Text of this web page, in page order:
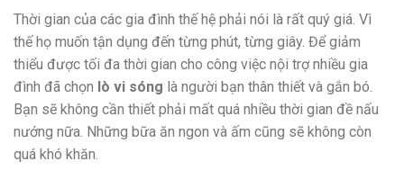
Thời gian của các gia đình thế hệ phải nói là rất quý giá. Vì
thế họ muốn tận dụng đến từng phút, từng giây. Để giảm
thiểu được tối đa thời gian cho công việc nội trợ nhiều gia
đình đã chọn lò vi sóng là người bạn thân thiết và gắn bó.
Bạn sẽ không cần thiết phải mất quá nhiều thời gian đề nấu
nướng nữa. Những bữa ăn ngon và ấm cũng sẽ không còn
quá khó khăn.